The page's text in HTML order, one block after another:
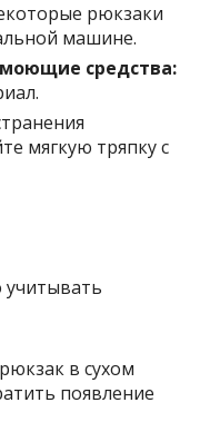
рюкзаки
машине.
средства:
мягкую тряпку с
в сухом
появление